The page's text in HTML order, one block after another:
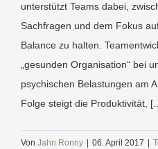
unterstützt Teams dabei,
Sachfragen und dem Fokus
Balance zu halten.
„gesunden Organisation“ bei
psychischen Belastungen am
Folge steigt die Produktivität,
Von Jahn Ronny 06. April 2017